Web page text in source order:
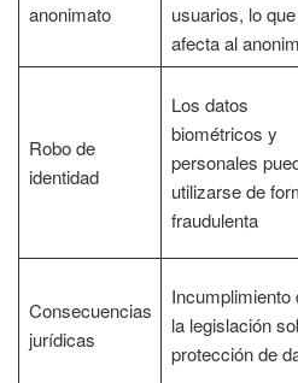
anonimato
usuarios, lo que
afecta al
Robo de
identidad
Los datos
biométricos y
personales
utilizarse de
fraudulenta
Consecuencias
jurídicas
Incumplimiento
la legislación
protección de